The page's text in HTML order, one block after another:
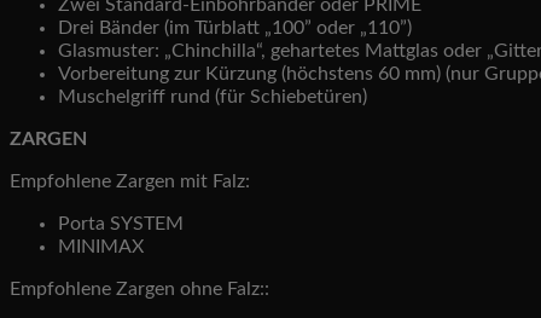
Zwei Standard-Einbohrbänder oder PRIME
Drei Bänder (im Türblatt „100” oder „110”)
Glasmuster: „Chinchilla“, gehartetes Mattglas oder
Vorbereitung zur Kürzung (höchstens 60 mm) (nur
Muschelgriff rund (für Schiebetüren)
ZARGEN
Empfohlene Zargen mit Falz:
Porta SYSTEM
MINIMAX
Empfohlene Zargen ohne Falz::